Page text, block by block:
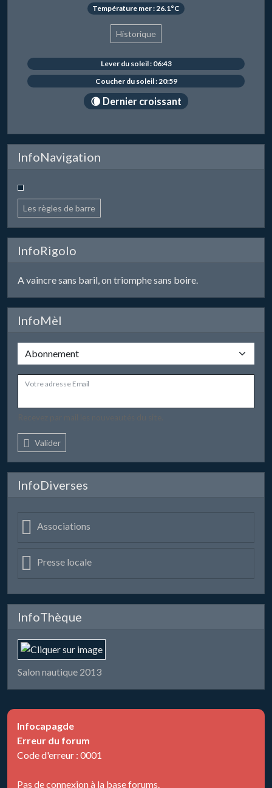
Température mer : 26.1°C
Historique
Lever du soleil : 06:43
Coucher du soleil : 20:59
🌘 Dernier croissant
InfoNavigation
Les règles de barre
InfoRigolo
A vaincre sans baril, on triomphe sans boire.
InfoMèl
Votre adresse Email
Valider
InfoDiverses
Associations
Presse locale
InfoThèque
Salon nautique 2013
Infocapagde
Erreur du forum
Code d'erreur : 0001
Pas de connexion à la base forums.